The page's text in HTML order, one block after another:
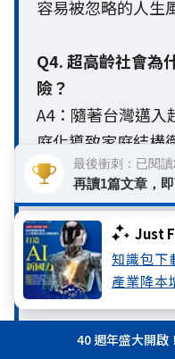
Just
知識包下
產業降本
容易被忽略的人生
Q4. 超高齡社會為
險？
A4：隨著台灣邁入
庭化導致家庭結構
大增，使個人原有
當人際互動與外
發的健康或財務危
撐，陷入「因病致
環，放大整體人生
Q5. 退休除了存退
40 週年盛大開啟
最後衝刺：已閱
再讀1篇文章，